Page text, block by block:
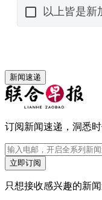
新闻速递
订阅新闻速递，洞悉时
立即订阅
只想接收感兴趣的新